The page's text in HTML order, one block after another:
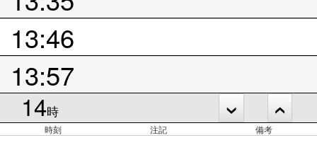
13:46
13:57
14時
時刻 注記 備考